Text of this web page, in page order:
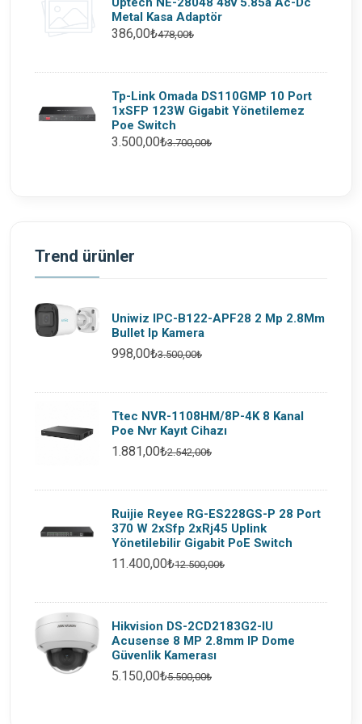
Metal Kasa Adaptör
386,00₺478,00₺
Tp-Link Omada DS110GMP 10 Port
1xSFP 123W Gigabit Yönetilemez
Poe Switch
3.500,00₺3.700,00₺
Trend ürünler
Uniwiz IPC-B122-APF28 2 Mp 2.8Mm
Bullet Ip Kamera
998,00₺3.500,00₺
Ttec NVR-1108HM/8P-4K 8 Kanal
Poe Nvr Kayıt Cihazı
1.881,00₺2.542,00₺
Ruijie Reyee RG-ES228GS-P 28 Port
370 W 2xSfp 2xRj45 Uplink
Yönetilebilir Gigabit PoE Switch
11.400,00₺12.500,00₺
Hikvision DS-2CD2183G2-IU
Acusense 8 MP 2.8mm IP Dome
Güvenlik Kamerası
5.150,00₺5.500,00₺